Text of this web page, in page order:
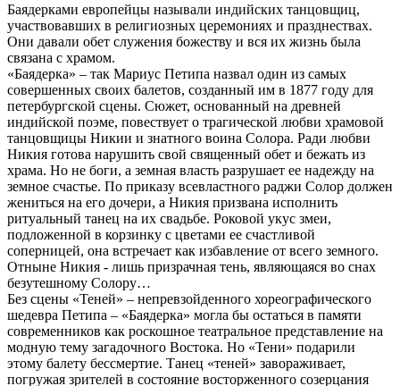
Баядерками европейцы называли индийских танцовщиц,
участвовавших в религиозных церемониях и празднествах.
Они давали обет служения божеству и вся их жизнь была
связана с храмом.
«Баядерка» – так Мариус Петипа назвал один из самых
совершенных своих балетов, созданный им в 1877 году для
петербургской сцены. Сюжет, основанный на древней
индийской поэме, повествует о трагической любви храмовой
танцовщицы Никии и знатного воина Солора. Ради любви
Никия готова нарушить свой священный обет и бежать из
храма. Но не боги, а земная власть разрушает ее надежду на
земное счастье. По приказу всевластного раджи Солор должен
жениться на его дочери, а Никия призвана исполнить
ритуальный танец на их свадьбе. Роковой укус змеи,
подложенной в корзинку с цветами ее счастливой
соперницей, она встречает как избавление от всего земного.
Отныне Никия - лишь призрачная тень, являющаяся во снах
безутешному Солору…
Без сцены «Теней» – непревзойденного хореографического
шедевра Петипа – «Баядерка» могла бы остаться в памяти
современников как роскошное театральное представление на
модную тему загадочного Востока. Но «Тени» подарили
этому балету бессмертие. Танец «теней» завораживает,
погружая зрителей в состояние восторженного созерцания